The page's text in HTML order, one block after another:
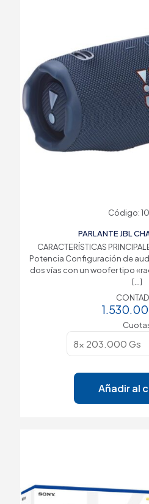
Código:
PARLANTE JBL
CARACTERÍSTICAS
Potencia Configuración de
dos vías con un woofer tipo
[…]
Añadir al